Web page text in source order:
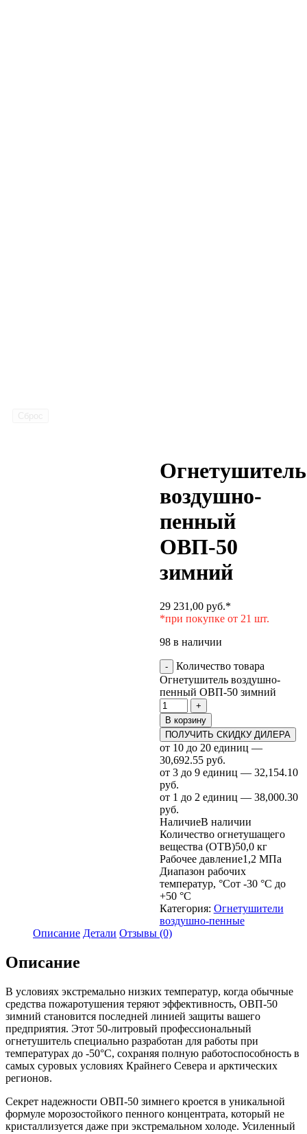
Огнетушитель
воздушно-
пенный
ОВП-50
зимний
29 231,00 руб.*
*при покупке от 21 шт.
98 в наличии
-
Количество товара
Огнетушитель воздушно-
пенный ОВП-50 зимний
+
В корзину
ПОЛУЧИТЬ СКИДКУ ДИЛЕРА
от 10 до 20 единиц —
30,692.55 руб.
от 3 до 9 единиц — 32,154.10
руб.
от 1 до 2 единиц — 38,000.30
руб.
НаличиеВ наличии
Количество огнетушащего
вещества (ОТВ)50,0 кг
Рабочее давление1,2 МПа
Диапазон рабочих
температур, °Сот -30 °С до
+50 °С
Категория: Огнетушители
воздушно-пенные
Описание Детали Отзывы (0)
Описание
В условиях экстремально низких температур, когда обычные
средства пожаротушения теряют эффективность, ОВП-50
зимний становится последней линией защиты вашего
предприятия. Этот 50-литровый профессиональный
огнетушитель специально разработан для работы при
температурах до -50°С, сохраняя полную работоспособность в
самых суровых условиях Крайнего Севера и арктических
регионов.
Секрет надежности ОВП-50 зимнего кроется в уникальной
формуле морозостойкого пенного концентрата, который не
кристаллизуется даже при экстремальном холоде. Усиленный